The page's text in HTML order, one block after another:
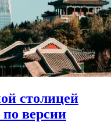
столицей
по версии